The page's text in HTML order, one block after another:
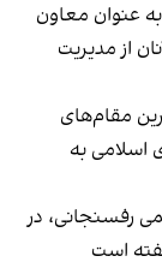
عنوان معاون
از مدیریت
مقام‌های
اسلامی به
رفسنجانی، در
است